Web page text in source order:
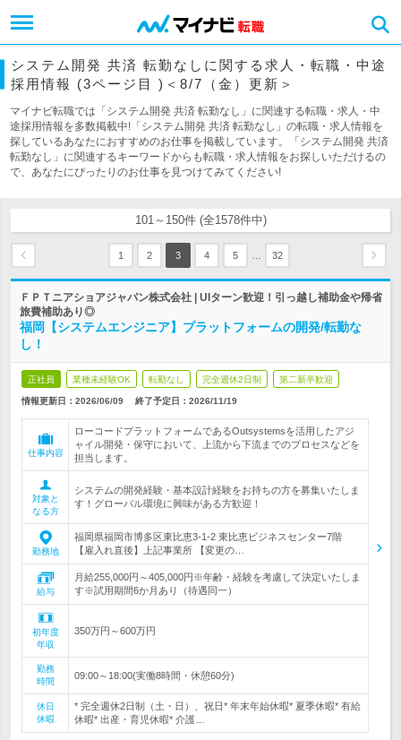
システム開発 共済 転勤なしに関する求人・転職・中途
採用情報 (3ページ目 )＜8/7（金）更新＞
マイナビ転職では「システム開発 共済 転勤なし」に関連する転職・求人・中
途採用情報を多数掲載中!「システム開発 共済 転勤なし」の転職・求人情報を
探しているあなたにおすすめのお仕事を掲載しています。「システム開発 共済
転勤なし」に関連するキーワードからも転職・求人情報をお探しいただけるの
で、あなたにぴったりのお仕事を見つけてみてください!
101～150件 (全1578件中)
1 2 3 4 5 32
ＦＰＴニアショアジャパン株式会社 | UIターン歓迎！引っ越し補助金や帰省
旅費補助あり◎
福岡【システムエンジニア】プラットフォームの開発/転勤な
し！
正社員 業種未経験OK 転勤なし 完全週休2日制 第二新卒歓迎
情報更新日：2026/06/09 終了予定日： 2026/11/19
仕事内容
ローコードプラットフォームであるOutsystemsを活用したアジ
ャイル開発・保守において、上流から下流までのプロセスなどを
担当します。
対象と
なる方
システムの開発経験・基本設計経験をお持ちの方を募集いたしま
す！グローバル環境に興味がある方歓迎！
勤務地
福岡県福岡市博多区東比恵3-1-2 東比恵ビジネスセンター7階
【雇入れ直後】上記事業所 【変更の…
給与
月給255,000円～405,000円※年齢・経験を考慮して決定いたしま
す※試用期間6か月あり（待遇同一）
初年度
年収
350万円～600万円
勤務
時間
09:00～18:00(実働8時間・休憩60分)
休日
休暇
* 完全週休2日制（土・日）、祝日* 年末年始休暇* 夏季休暇* 有給
休暇* 出産・育児休暇* 介護…